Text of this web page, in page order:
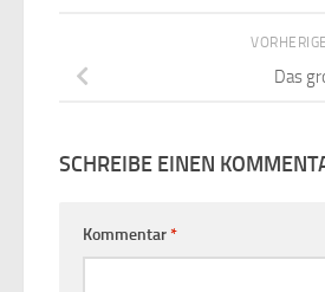
Das
SCHREIBE EINEN
Kommentar*